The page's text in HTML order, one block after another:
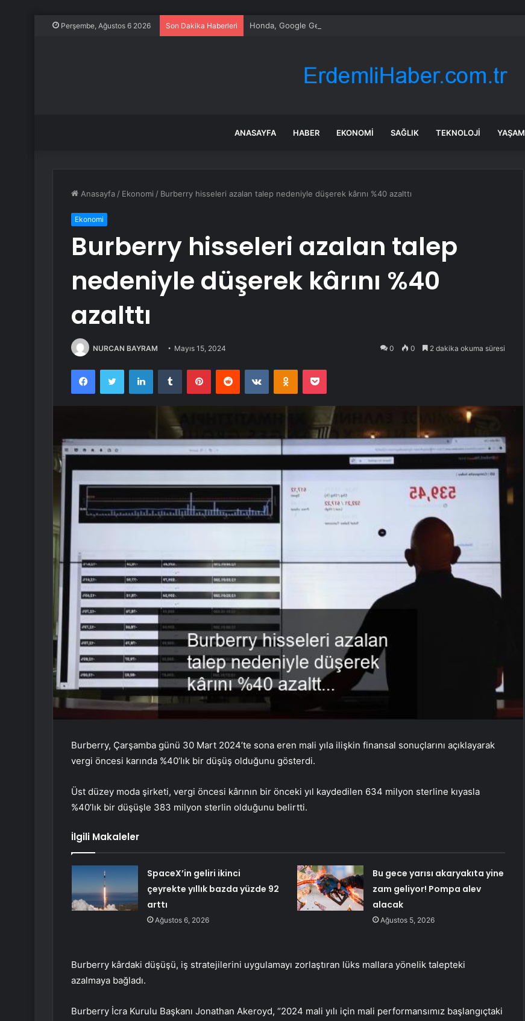
Perşembe, Ağustos 6 2026 Son Dakika Haberleri Honda, Google Gemini Yapay Zeka Asistanını Araçlarına Entegre Ediyor
ANASAYFA HABER EKONOMI SAĞLIK TEKNOLOJI YAŞAM
Anasayfa / Ekonomi / Burberry hisseleri azalan talep nedeniyle düşerek kârını %40 azalttı
Ekonomi
Burberry hisseleri azalan talep
nedeniyle düşerek kârını %40
azalttı
NURCAN BAYRAM Mayıs 15, 2024 0 0 2 dakika okuma süresi
FacebookTwitter LinkedInTumblr PinterestReddit VKontakteOdnoklassniki
Pocket
Burberry, Çarşamba günü 30 Mart 2024’te sona eren mali yıla ilişkin finansal sonuçlarını açıklayarak
vergi öncesi karında %40’lık bir düşüş olduğunu gösterdi.
Üst düzey moda şirketi, vergi öncesi kârının bir önceki yıl kaydedilen 634 milyon sterline kıyasla
%40’lık bir düşüşle 383 milyon sterlin olduğunu belirtti.
İlgili Makaleler
SpaceX’in geliri ikinci
çeyrekte yıllık bazda yüzde 92
arttı
Ağustos 6, 2026
Bu gece yarısı akaryakıta yine
zam geliyor! Pompa alev
alacak
Ağustos 5, 2026
Burberry kârdaki düşüşü, iş stratejilerini uygulamayı zorlaştıran lüks mallara yönelik talepteki
azalmaya bağladı.
Burberry İcra Kurulu Başkanı Jonathan Akeroyd, “2024 mali yılı için mali performansımız başlangıçtaki